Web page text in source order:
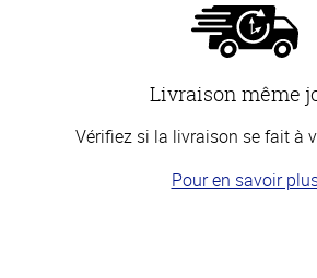
Livraison même
Vérifiez si la livraison se fait à
Pour en savoir